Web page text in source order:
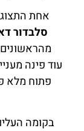
אחת
סלבדור
עוד פינה
פתוח מלא
בקומה